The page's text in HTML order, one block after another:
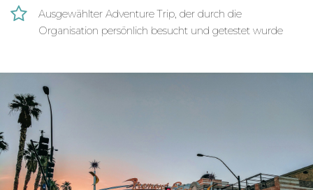
Ausgewählter Adventure Trip, der durch die
Organisation persönlich besucht und getestet wurde